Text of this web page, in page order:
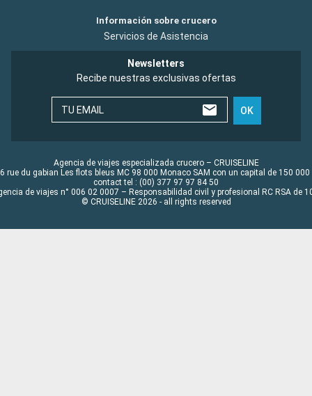
Información sobre crucero
Servicios de Asistencia
Newsletters
Recibe nuestras exclusivas ofertas
TU EMAIL OK
Agencia de viajes especializada crucero – CRUISELINE
rue du gabian Les flots bleus MC 98 000 Monaco SAM con un capital de 150 000
contact tel : (00) 377 97 97 84 50
de viajes n° 006 02 0007 – Responsabilidad civil y profesional RC RSA de
© CRUISELINE 2026 - all rights reserved